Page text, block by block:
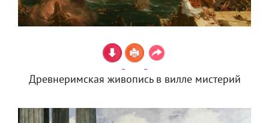
Древнеримская живопись в вилле мистерий